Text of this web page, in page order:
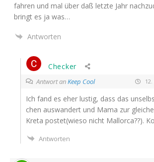
fah­ren und mal über daß letz­te Jahr
bringt es ja was…
Antworten
Checker
Antwort anKeep Cool
Ich fand es eher lus­tig, dass das
chen aus­wan­dert und Mama zur
Kre­ta postet(wieso nicht Mal­lor­ca??).
Antworten